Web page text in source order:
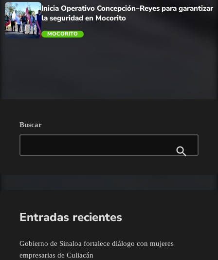
Inicia Operativo Concepción–Reyes para garantizar
la seguridad en Mocorito
MOCORITO
Buscar
Entradas recientes
Gobierno de Sinaloa fortalece diálogo con mujeres
empresarias de Culiacán